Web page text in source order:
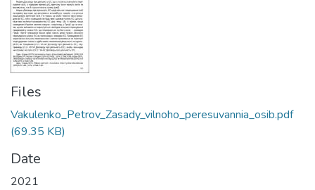
Files
Vakulenko_Petrov_Zasady_vilnoho_peresuvannia_osib.pdf
(69.35 KB)
Date
2021